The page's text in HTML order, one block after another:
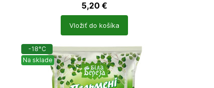
5,20 €
Vložiť do košíka
-18°C
Na sklade